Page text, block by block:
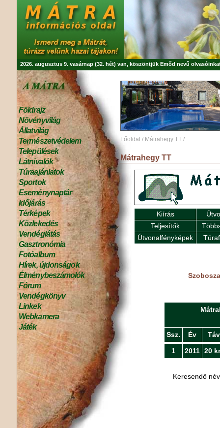
2026. augusztus 9. vasárnap (32. hét) van, köszöntjük Emőd nevű
Földrajz
Növényvilág
Állatvilág
Természetvédelem
Települések
Látnivalók
Túraajánlatok
Sportok
Eseménynaptár
Időjárás
Térképek
Közlekedés
Vendéglátás
Gasztronómia
Fotóalbum
Hírek, újdonságok
Élménybeszámolók
Fórum
Vendégkönyv
Linkek
Webkamera
Játék
Főoldal / Mátrahegy TT /
Mátrahegy TT
Kiírás
Teljesítők
Útvonalfényképek
Ssz. Év Táv
1 2011 20
Keresendő